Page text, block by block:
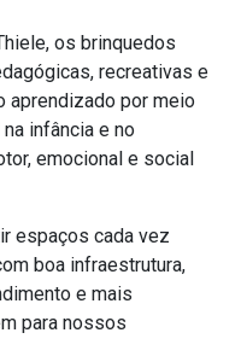
os brinquedos
recreativas e
aprendizado por meio
infância e no
emocional e social
espaços cada vez
boa infraestrutura,
e mais
para nossos